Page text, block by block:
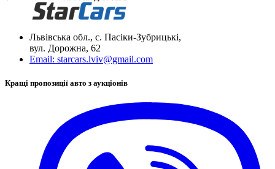
Львівська обл., с. Пасіки-Зубрицькі,
вул. Дорожна, 62
Email: starcars.lviv@gmail.com
Кращі пропозиції авто з аукціонів